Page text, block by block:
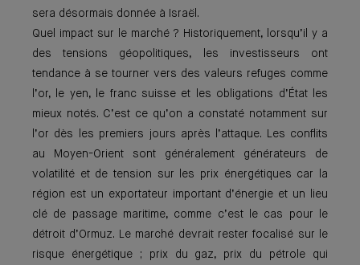
sera désormais donnée à Israël.
Quel impact sur le marché ? Historiquement, lorsqu’il y a
des tensions géopolitiques, les investisseurs ont
tendance à se tourner vers des valeurs refuges comme
l’or, le yen, le franc suisse et les obligations d’État les
mieux notés. C’est ce qu’on a constaté notamment sur
l’or dès les premiers jours après l’attaque. Les conflits
au Moyen-Orient sont généralement générateurs de
volatilité et de tension sur les prix énergétiques car la
région est un exportateur important d’énergie et un lieu
clé de passage maritime, comme c’est le cas pour le
détroit d’Ormuz. Le marché devrait rester focalisé sur le
risque énergétique ; prix du gaz, prix du pétrole qui